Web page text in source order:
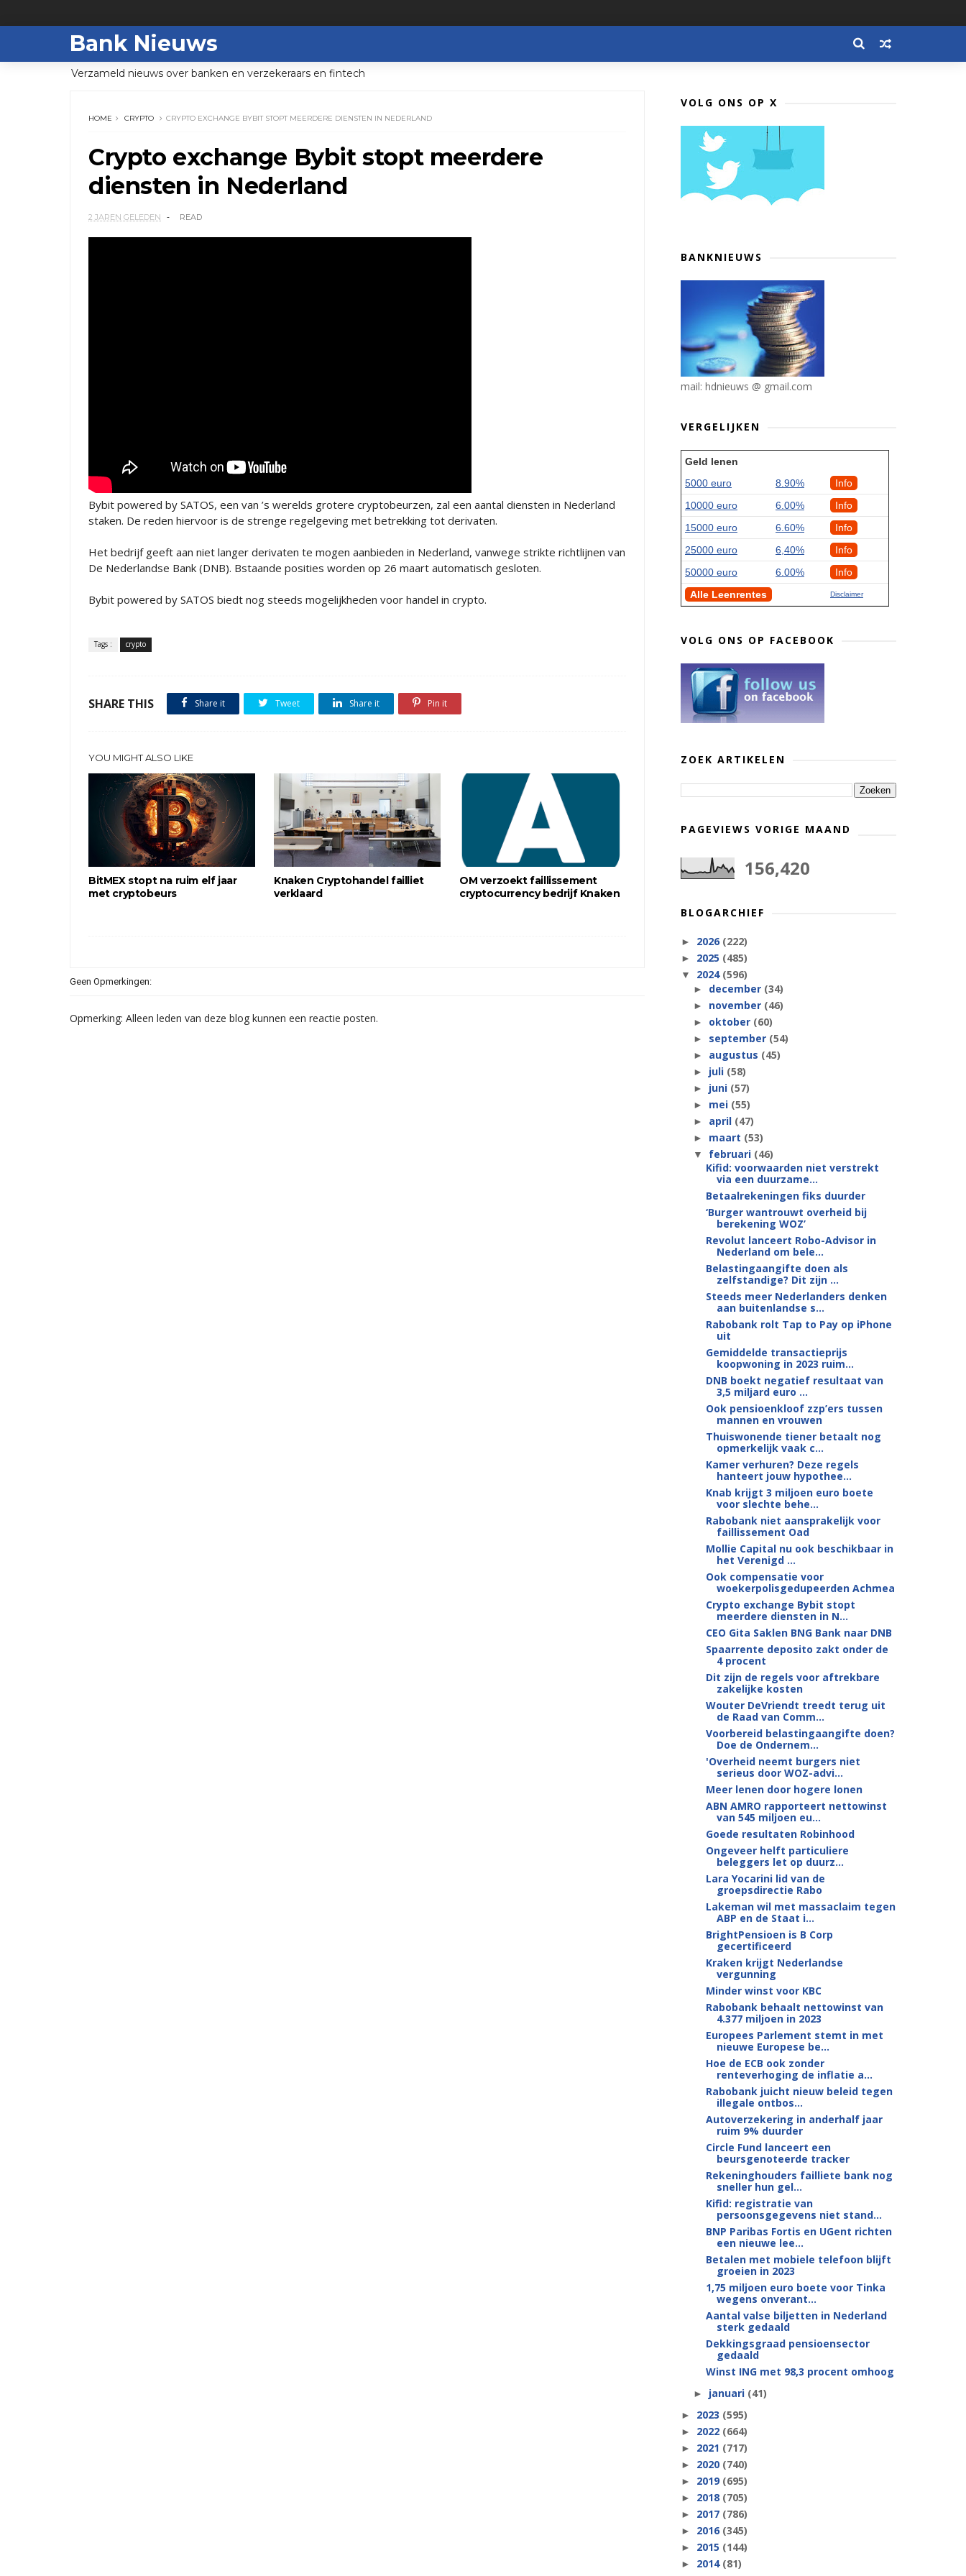
Bank Nieuws
Verzameld nieuws over banken en verzekeraars en fintech
HOME CRYPTO CRYPTO EXCHANGE BYBIT STOPT MEERDERE DIENSTEN IN NEDERLAND
Crypto exchange Bybit stopt meerdere
diensten in Nederland
2 JAREN GELEDEN READ
Bybit powered by SATOS, een van ’s werelds grotere cryptobeurzen, zal een aantal diensten in Nederland
staken. De reden hiervoor is de strenge regelgeving met betrekking tot derivaten.
Het bedrijf geeft aan niet langer derivaten te mogen aanbieden in Nederland, vanwege strikte richtlijnen van
De Nederlandse Bank (DNB). Bstaande posities worden op 26 maart automatisch gesloten.
Bybit powered by SATOS biedt nog steeds mogelijkheden voor handel in crypto.
Tags : crypto
SHARE THIS Share it Tweet Share it Pin it
YOU MIGHT ALSO LIKE
BitMEX stopt na ruim elf jaar
met cryptobeurs
Knaken Cryptohandel failliet
verklaard
OM verzoekt faillissement
cryptocurrency bedrijf Knaken
Geen Opmerkingen:
Opmerking: Alleen leden van deze blog kunnen een reactie posten.
VOLG ONS OP X
BANKNIEUWS
mail: hdnieuws @ gmail.com
VERGELIJKEN
Geld lenen
5000 euro
8.90%
Info
10000 euro
6.00%
Info
15000 euro
6.60%
Info
25000 euro
6,40%
Info
50000 euro
6.00%
Info
Alle Leenrentes
Disclaimer
VOLG ONS OP FACEBOOK
ZOEK ARTIKELEN
PAGEVIEWS VORIGE MAAND
156,420
BLOGARCHIEF
► 2026 (222)
► 2025 (485)
▼ 2024 (596)
► december (34)
► november (46)
► oktober (60)
► september (54)
► augustus (45)
► juli (58)
► juni (57)
► mei (55)
► april (47)
► maart (53)
▼ februari (46)
Kifid: voorwaarden niet verstrekt
via een duurzame...
Betaalrekeningen fiks duurder
‘Burger wantrouwt overheid bij
berekening WOZ’
Revolut lanceert Robo-Advisor in
Nederland om bele...
Belastingaangifte doen als
zelfstandige? Dit zijn ...
Steeds meer Nederlanders denken
aan buitenlandse s...
Rabobank rolt Tap to Pay op iPhone
uit
Gemiddelde transactieprijs
koopwoning in 2023 ruim...
DNB boekt negatief resultaat van
3,5 miljard euro ...
Ook pensioenkloof zzp’ers tussen
mannen en vrouwen
Thuiswonende tiener betaalt nog
opmerkelijk vaak c...
Kamer verhuren? Deze regels
hanteert jouw hypothee...
Knab krijgt 3 miljoen euro boete
voor slechte behe...
Rabobank niet aansprakelijk voor
faillissement Oad
Mollie Capital nu ook beschikbaar in
het Verenigd ...
Ook compensatie voor
woekerpolisgedupeerden Achmea
Crypto exchange Bybit stopt
meerdere diensten in N...
CEO Gita Saklen BNG Bank naar DNB
Spaarrente deposito zakt onder de
4 procent
Dit zijn de regels voor aftrekbare
zakelijke kosten
Wouter DeVriendt treedt terug uit
de Raad van Comm...
Voorbereid belastingaangifte doen?
Doe de Ondernem...
'Overheid neemt burgers niet
serieus door WOZ-advi...
Meer lenen door hogere lonen
ABN AMRO rapporteert nettowinst
van 545 miljoen eu...
Goede resultaten Robinhood
Ongeveer helft particuliere
beleggers let op duurz...
Lara Yocarini lid van de
groepsdirectie Rabo
Lakeman wil met massaclaim tegen
ABP en de Staat i...
BrightPensioen is B Corp
gecertificeerd
Kraken krijgt Nederlandse
vergunning
Minder winst voor KBC
Rabobank behaalt nettowinst van
4.377 miljoen in 2023
Europees Parlement stemt in met
nieuwe Europese be...
Hoe de ECB ook zonder
renteverhoging de inflatie a...
Rabobank juicht nieuw beleid tegen
illegale ontbos...
Autoverzekering in anderhalf jaar
ruim 9% duurder
Circle Fund lanceert een
beursgenoteerde tracker
Rekeninghouders failliete bank nog
sneller hun gel...
Kifid: registratie van
persoonsgegevens niet stand...
BNP Paribas Fortis en UGent richten
een nieuwe lee...
Betalen met mobiele telefoon blijft
groeien in 2023
1,75 miljoen euro boete voor Tinka
wegens onverant...
Aantal valse biljetten in Nederland
sterk gedaald
Dekkingsgraad pensioensector
gedaald
Winst ING met 98,3 procent omhoog
► januari (41)
► 2023 (595)
► 2022 (664)
► 2021 (717)
► 2020 (740)
► 2019 (695)
► 2018 (705)
► 2017 (786)
► 2016 (345)
► 2015 (144)
► 2014 (81)